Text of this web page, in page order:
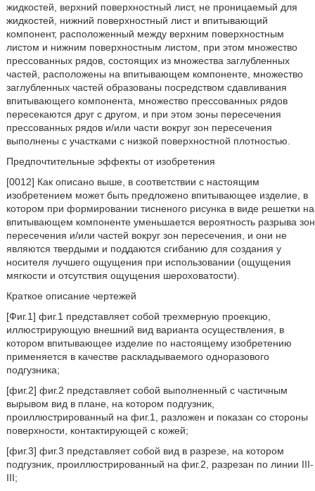
жидкостей, верхний поверхностный лист, не проницаемый для
жидкостей, нижний поверхностный лист и впитывающий
компонент, расположенный между верхним поверхностным
листом и нижним поверхностным листом, при этом множество
прессованных рядов, состоящих из множества заглубленных
частей, расположены на впитывающем компоненте, множество
заглубленных частей образованы посредством сдавливания
впитывающего компонента, множество прессованных рядов
пересекаются друг с другом, и при этом зоны пересечения
прессованных рядов и/или части вокруг зон пересечения
выполнены с участками с низкой поверхностной плотностью.
Предпочтительные эффекты от изобретения
[0012] Как описано выше, в соответствии с настоящим
изобретением может быть предложено впитывающее изделие, в
котором при формировании тисненого рисунка в виде решетки на
впитывающем компоненте уменьшается вероятность разрыва зон
пересечения и/или частей вокруг зон пересечения, и они не
являются твердыми и поддаются сгибанию для создания у
носителя лучшего ощущения при использовании (ощущения
мягкости и отсутствия ощущения шероховатости).
Краткое описание чертежей
[Фиг.1] фиг.1 представляет собой трехмерную проекцию,
иллюстрирующую внешний вид варианта осуществления, в
котором впитывающее изделие по настоящему изобретению
применяется в качестве раскладываемого одноразового
подгузника;
[фиг.2] фиг.2 представляет собой выполненный с частичным
вырывом вид в плане, на котором подгузник,
проиллюстрированный на фиг.1, разложен и показан со стороны
поверхности, контактирующей с кожей;
[фиг.3] фиг.3 представляет собой вид в разрезе, на котором
подгузник, проиллюстрированный на фиг.2, разрезан по линии III-
III;